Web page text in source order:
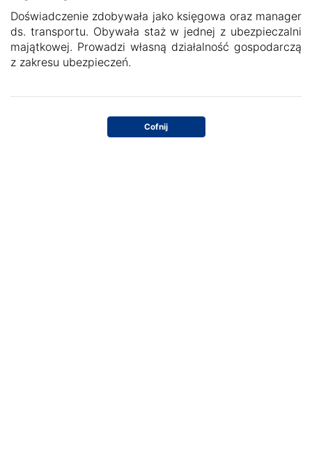
Doświadczenie zdobywała jako księgowa oraz manager
ds. transportu. Obywała staż w jednej z ubezpieczalni
majątkowej. Prowadzi własną działalność gospodarczą
z zakresu ubezpieczeń.